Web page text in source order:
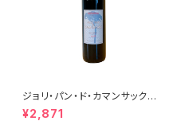
ジョリ・パン・ド・カマンサック 2
018
¥2,871